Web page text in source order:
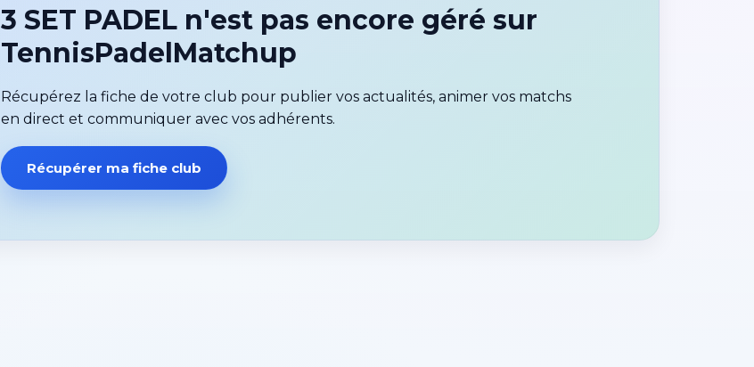
3 SET PADEL n'est pas encore géré sur
TennisPadelMatchup
Récupérez la fiche de votre club pour publier vos actualités, animer vos matchs
en direct et communiquer avec vos adhérents.
Récupérer ma fiche club